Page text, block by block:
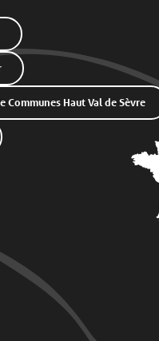
Communes Haut Val de Sèvre